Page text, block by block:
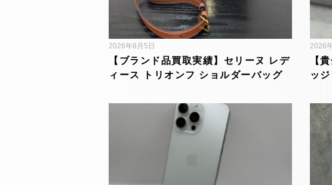
【ブランド品買取実績】セリーヌ レデ
ィース トリオンフ ショルダーバッグ
2026年8月5日
【
ッジ
2026